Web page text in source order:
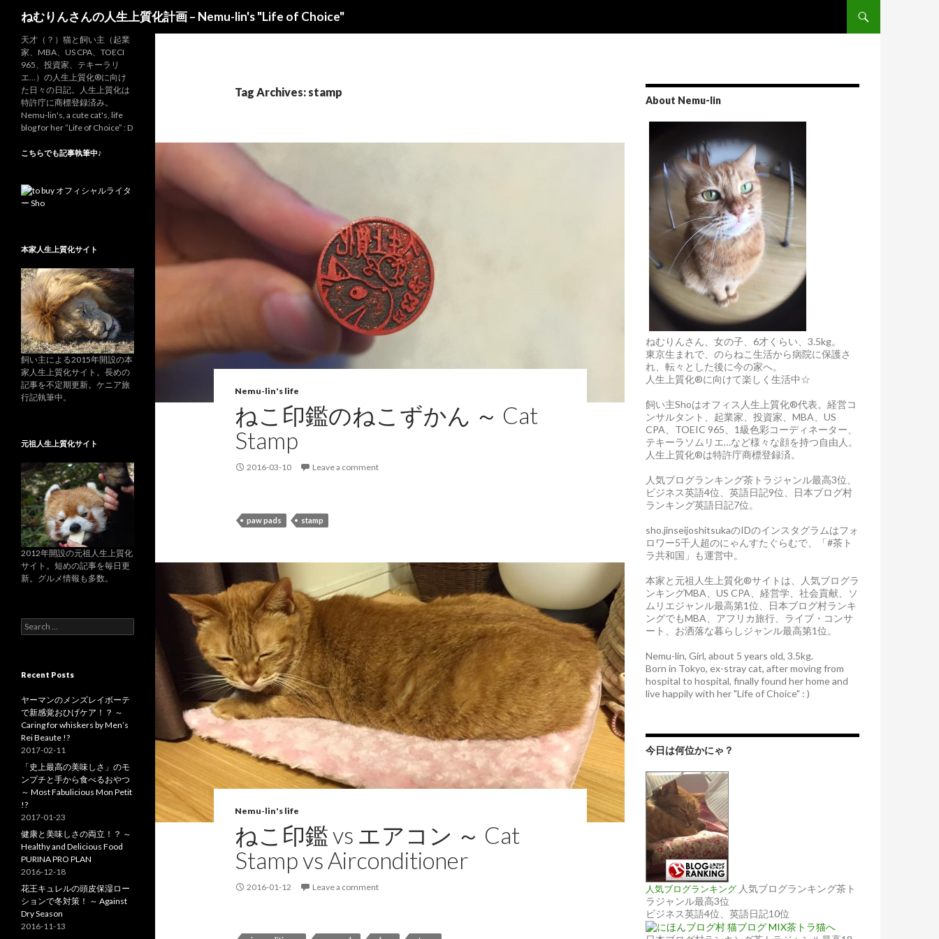
ねむりんさんの人生上質化計画 – Nemu-lin's "Life of Choice"
Tag Archives: stamp
Nemu-lin's life
ねこ印鑑のねこずかん ～ Cat
Stamp
2016-03-10 Leave a comment
paw pads stamp
Nemu-lin's life
ねこ印鑑 vs エアコン ～ Cat
Stamp vs Airconditioner
2016-01-12 Leave a comment
About Nemu-lin
ねむりんさん、女の子、6才くらい、3.5kg。
東京生まれで、のらねこ生活から病院に保護さ
れ、転々とした後に今の家へ。
人生上質化®に向けて楽しく生活中☆
飼い主Shoはオフィス人生上質化®代表。経営コ
ンサルタント、起業家、投資家、MBA、US
CPA、TOEIC 965、1級色彩コーディネーター、
テキーラソムリエ…など様々な顔を持つ自由人。
人生上質化®は特許庁商標登録済。
人気ブログランキング茶トラジャンル最高3位、
ビジネス英語4位、英語日記9位、日本ブログ村
ランキング英語日記7位。
sho.jinseijoshitsukaのIDのインスタグラムはフォ
ロワー5千人超のにゃんすたぐらむで、「#茶ト
ラ共和国」も運営中。
本家と元祖人生上質化®サイトは、人気ブログラ
ンキングMBA、US CPA、経営学、社会貢献、ソ
ムリエジャンル最高第1位、日本ブログ村ランキ
ングでもMBA、アフリカ旅行、ライブ・コンサ
ート、お洒落な暮らしジャンル最高第1位。
Nemu-lin, Girl, about 5 years old, 3.5kg.
Born in Tokyo, ex-stray cat, after moving from
hospital to hospital, finally found her home and
live happily with her "Life of Choice" : )
今日は何位かにゃ？
人気ブログランキング 人気ブログランキング茶ト
ラジャンル最高3位
ビジネス英語4位、英語日記10位
天才（？）猫と飼い主（起業
家、MBA、US CPA、TOECI
965、投資家、テキーラリ
エ…）の人生上質化®に向け
た日々の日記。人生上質化は
特許庁に商標登録済み。
Nemu-lin's, a cute cat's, life
blog for her ”Life of Choice” : D
こちらでも記事執筆中♪
本家人生上質化サイト
飼い主による2015年開設の本
家人生上質化サイト。長めの
記事を不定期更新。ケニア旅
行記執筆中。
元祖人生上質化サイト
2012年開設の元祖人生上質化
サイト。短めの記事を毎日更
新。グルメ情報も多数。
e
c
f
o
r
:
Recent Posts
ヤーマンのメンズレイボーテ
で新感覚おひげケア！？ ～
Caring for whiskers by Men’s
Rei Beaute !?
2017-02-11
「史上最高の美味しさ」のモ
ンプチと手から食べるおやつ
～ Most Fabulicious Mon Petit
!?
2017-01-23
健康と美味しさの両立！？ ～
Healthy and Delicious Food
PURINA PRO PLAN
2016-12-18
花王キュレルの頭皮保湿ロー
ションで冬対策！ ～ Against
Dry Season
2016-11-13